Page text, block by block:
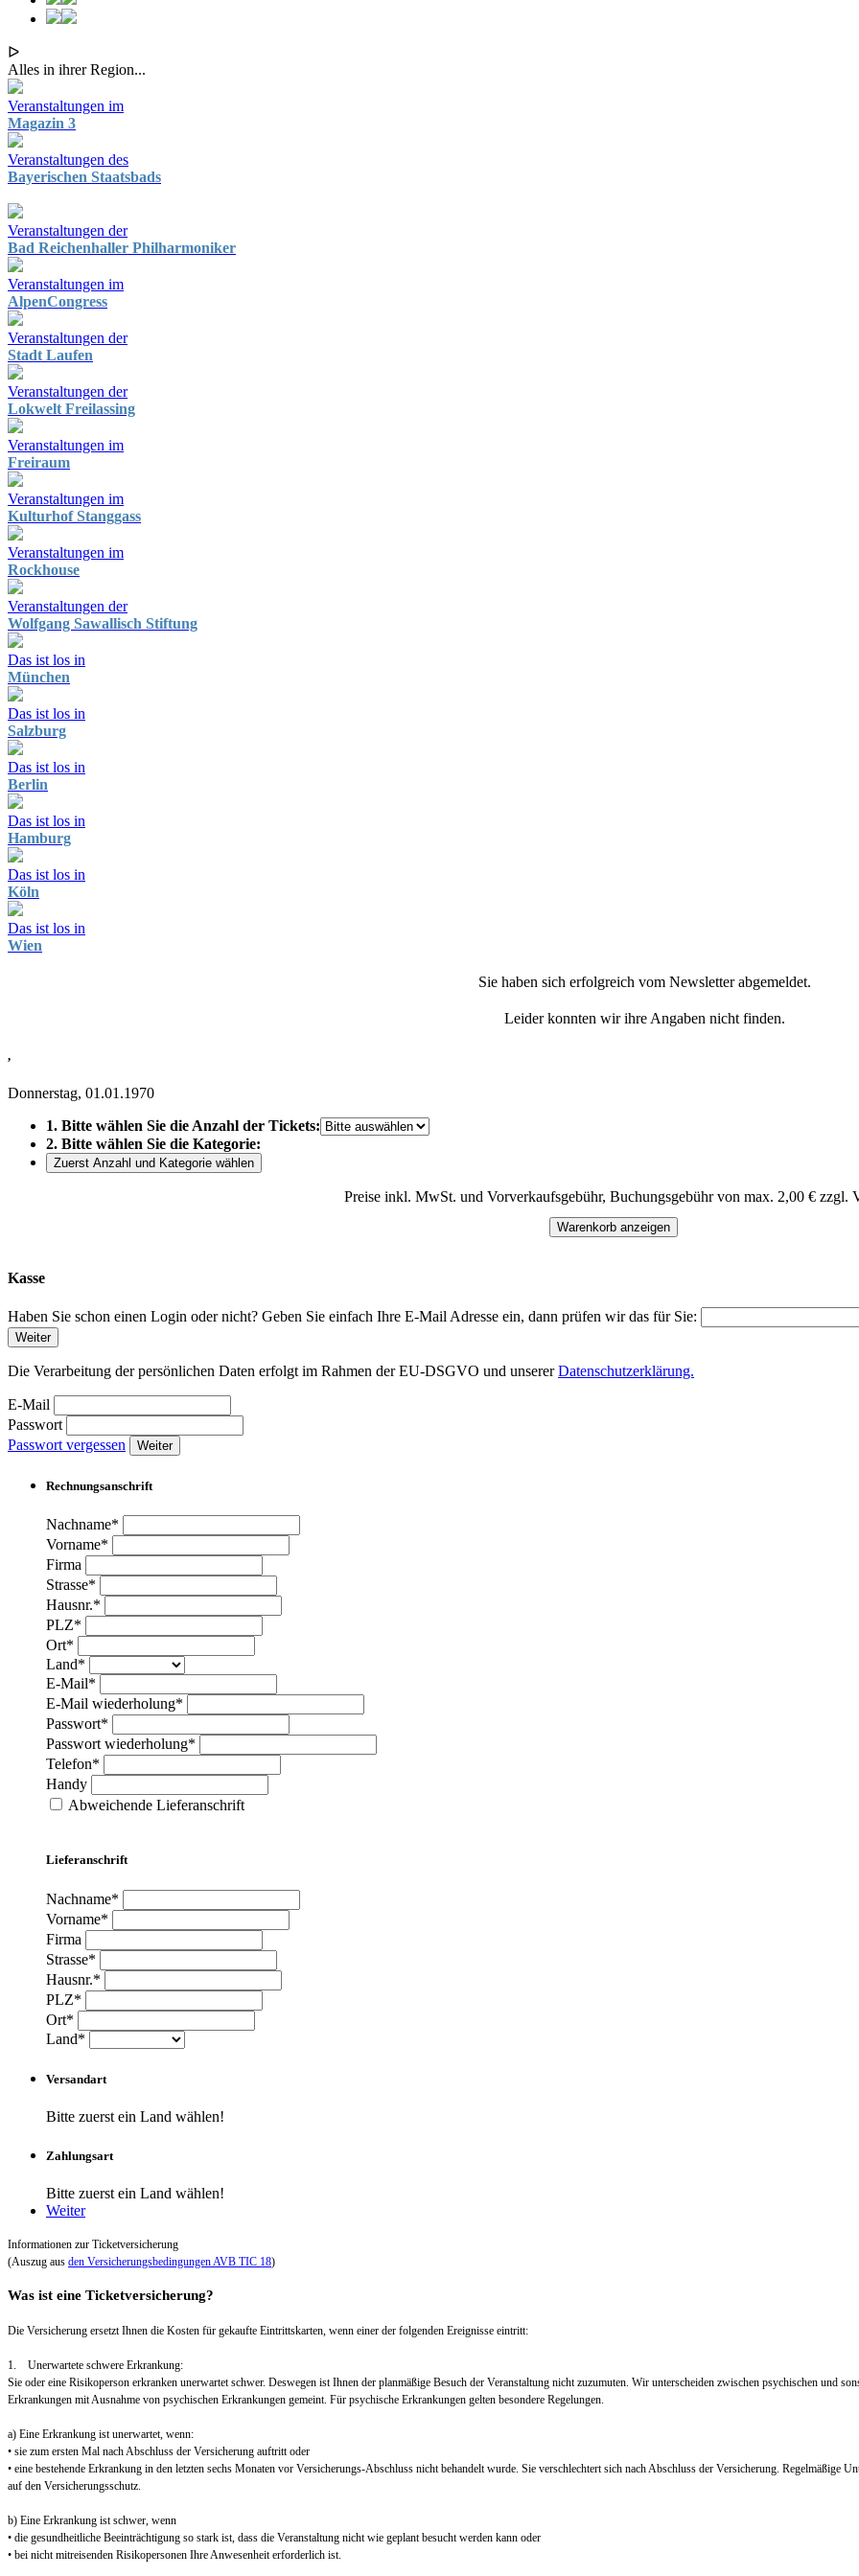
ᐅ
Alles in ihrer Region...
Veranstaltungen im
Magazin 3
Veranstaltungen des
Bayerischen Staatsbads
Veranstaltungen der
Bad Reichenhaller Philharmoniker
Veranstaltungen im
AlpenCongress
Veranstaltungen der
Stadt Laufen
Veranstaltungen der
Lokwelt Freilassing
Veranstaltungen im
Freiraum
Veranstaltungen im
Kulturhof Stanggass
Veranstaltungen im
Rockhouse
Veranstaltungen der
Wolfgang Sawallisch Stiftung
Das ist los in
München
Das ist los in
Salzburg
Das ist los in
Berlin
Das ist los in
Hamburg
Das ist los in
Köln
Das ist los in
Wien
Sie haben sich erfolgreich vom Newsletter abgemeldet.
Leider konnten wir ihre Angaben nicht finden.
,
Donnerstag, 01.01.1970
1. Bitte wählen Sie die Anzahl der Tickets:
2. Bitte wählen Sie die Kategorie:
Zuerst Anzahl und Kategorie wählen
Preise inkl. MwSt. und Vorverkaufsgebühr, Buchungsgebühr von max. 2,00 € zzgl.
Warenkorb anzeigen
Kasse
Haben Sie schon einen Login oder nicht? Geben Sie einfach Ihre E-Mail Adresse ein, dann prüfen wir das für Sie:
Weiter
Die Verarbeitung der persönlichen Daten erfolgt im Rahmen der EU-DSGVO und unsererDatenschutzerklärung.
E-Mail
Passwort
Passwort vergessen
Weiter
Rechnungsanschrift
Nachname*
Vorname*
Firma
Strasse*
Hausnr.*
PLZ*
Ort*
Land*
E-Mail*
E-Mail wiederholung*
Passwort*
Passwort wiederholung*
Telefon*
Handy
Abweichende Lieferanschrift
Lieferanschrift
Nachname*
Vorname*
Firma
Strasse*
Hausnr.*
PLZ*
Ort*
Land*
Versandart
Bitte zuerst ein Land wählen!
Zahlungsart
Bitte zuerst ein Land wählen!
Weiter
Informationen zur Ticketversicherung
(Auszug aus den Versicherungsbedingungen AVB TIC 18)
Was ist eine Ticketversicherung?
Die Versicherung ersetzt Ihnen die Kosten für gekaufte Eintrittskarten, wenn einer der folgenden Ereignisse eintritt:
1. Unerwartete schwere Erkrankung:
Sie oder eine Risikoperson erkranken unerwartet schwer. Deswegen ist Ihnen der planmäßige Besuch der Veranstaltung nicht zuzumuten. Wir unterscheiden zwischen psychischen und
Erkrankungen mit Ausnahme von psychischen Erkrankungen gemeint. Für psychische Erkrankungen gelten besondere Regelungen.
a) Eine Erkrankung ist unerwartet, wenn:
• sie zum ersten Mal nach Abschluss der Versicherung auftritt oder
• eine bestehende Erkrankung in den letzten sechs Monaten vor Versicherungs-Abschluss nicht behandelt wurde. Sie verschlechtert sich nach Abschluss der Versicherung. Regelmäßige
auf den Versicherungsschutz.
b) Eine Erkrankung ist schwer, wenn
• die gesundheitliche Beeinträchtigung so stark ist, dass die Veranstaltung nicht wie geplant besucht werden kann oder
• bei nicht mitreisenden Risikopersonen Ihre Anwesenheit erforderlich ist.